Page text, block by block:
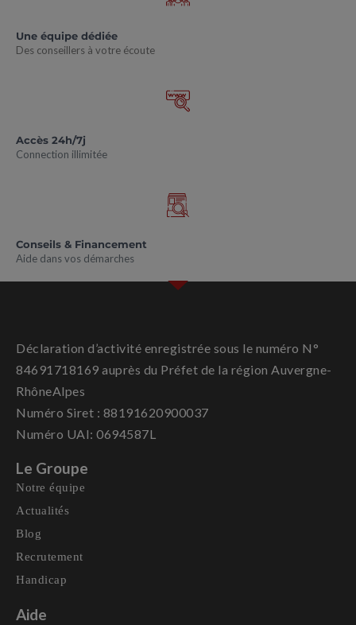
Une équipe dédiée
Des conseillers à votre écoute
Accès 24h/7j
Connection illimitée
Conseils & Financement
Aide dans vos démarches
Déclaration d’activité enregistrée sous le numéro N°
84691718169 auprès du Préfet de la région Auvergne-
RhôneAlpes
Numéro Siret : 88191620900037
Numéro UAI: 0694587L
Le Groupe
Notre équipe
Actualités
Blog
Recrutement
Handicap
Aide